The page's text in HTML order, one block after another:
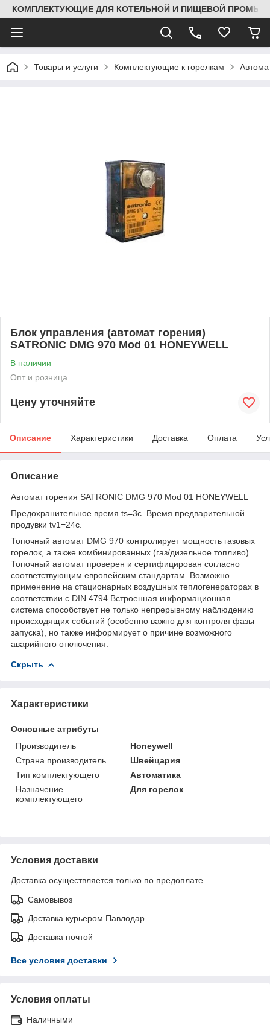
КОМПЛЕКТУЮЩИЕ ДЛЯ КОТЕЛЬНОЙ И ПИЩЕВОЙ
Товары и услуги Комплектующие к горелкам
Блок управления (автомат горения)
SATRONIC DMG 970 Mod 01 HONEYWELL
В наличии
Опт и розница
Цену уточняйте
Описание Характеристики Доставка Оплата
Описание
Автомат горения SATRONIC DMG 970 Mod 01 HONEYWELL
Предохранительное время ts=3c. Время предварительной
продувки tv1=24c.
Топочный автомат DMG 970 контролирует мощность газовых
горелок, а также комбинированных (газ/дизельное топливо).
Топочный автомат проверен и сертифицирован согласно
соответствующим европейским стандартам. Возможно
применение на стационарных воздушных теплогенераторах в
соответствии с DIN 4794 Встроенная информационная
система способствует не только непрерывному наблюдению
происходящих событий (особенно важно для контроля фазы
запуска), но также информирует о причине возможного
аварийного отключения.
Скрыть
Характеристики
Основные атрибуты
Производитель
Honeywell
Страна производитель
Швейцария
Тип комплектующего
Автоматика
Назначение
комплектующего
Для горелок
Условия доставки
Доставка осуществляется только по предоплате.
Самовывоз
Доставка курьером Павлодар
Доставка почтой
Все условия доставки
Условия оплаты
Наличными